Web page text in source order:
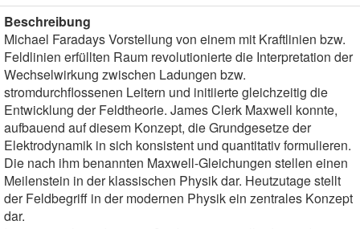
Beschreibung
Michael Faradays Vorstellung von einem mit Kraftlinien bzw.
Feldlinien erfüllten Raum revolutionierte die Interpretation der
Wechselwirkung zwischen Ladungen bzw.
stromdurchflossenen Leitern und initiierte gleichzeitig die
Entwicklung der Feldtheorie. James Clerk Maxwell konnte,
aufbauend auf diesem Konzept, die Grundgesetze der
Elektrodynamik in sich konsistent und quantitativ formulieren.
Die nach ihm benannten Maxwell-Gleichungen stellen einen
Meilenstein in der klassischen Physik dar. Heutzutage stellt
der Feldbegriff in der modernen Physik ein zentrales Konzept
dar.